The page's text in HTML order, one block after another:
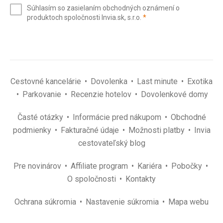
Google Translate
(povinné)
Súhlasím so zasielaním obchodných oznámení o
produktoch spoločnosti Invia.sk, s.r.o. *(povinné)
Cestovné kancelárie Dovolenka Last minute
Exotika
Parkovanie
Recenzie hotelov Dovolenkové domy
Časté otázky Informácie pred nákupom
Obchodné
podmienky
Fakturačné údaje Možnosti platby
Invia
cestovateľský blog
Pre novinárov Affiliate program Kariéra
Pobočky
O spoločnosti
Kontakty
Ochrana súkromia Nastavenie súkromia Mapa webu